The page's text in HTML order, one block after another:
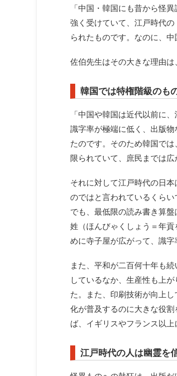
「中国・韓国にも昔から怪
強く受けていて、江戸時代
られたものです。なのに、
佐伯先生はその大きな理由は
韓国では特権階級のも
「中国や韓国は近代以前に
識字率が極端に低く、出版
たのです。そのため韓国で
限られていて、庶民までは
それに対して江戸時代の日
のではと言われているくら
でも、最低限の読み書き算
姓（ほんびゃくしょう＝年
めに寺子屋が広がって、識字
また、平和が二百何十年も
しているなか、生産性も上
た。また、印刷技術が向上
化が普及するのに大きな役
ば、イギリスやフランス以
江戸時代の人は幽霊を